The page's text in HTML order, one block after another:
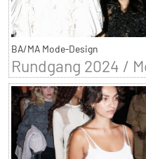
BA/MA Mode-Design
Rundgang 2024 /